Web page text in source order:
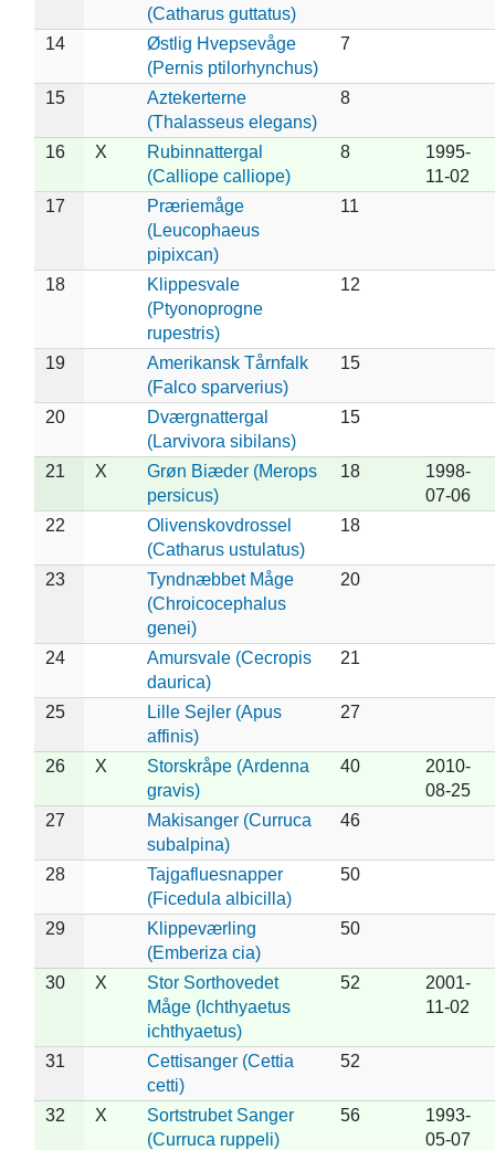
(Catharus guttatus)
14
Østlig Hvepsevåge
(Pernis ptilorhynchus)
7
15
Aztekerterne
(Thalasseus elegans)
8
16 X
Rubinnattergal
(Calliope calliope)
8
1995-
11-02
17
Præriemåge
(Leucophaeus
pipixcan)
11
18
Klippesvale
(Ptyonoprogne
rupestris)
12
19
Amerikansk Tårnfalk
(Falco sparverius)
15
20
Dværgnattergal
(Larvivora sibilans)
15
21 X
Grøn Biæder (Merops
persicus)
18
1998-
07-06
22
Olivenskovdrossel
(Catharus ustulatus)
18
23
Tyndnæbbet Måge
(Chroicocephalus
genei)
20
24
Amursvale (Cecropis
daurica)
21
25
Lille Sejler (Apus
affinis)
27
26 X
Storskråpe (Ardenna
gravis)
40
2010-
08-25
27
Makisanger (Curruca
subalpina)
46
28
Tajgafluesnapper
(Ficedula albicilla)
50
29
Klippeværling
(Emberiza cia)
50
30 X
Stor Sorthovedet
Måge (Ichthyaetus
ichthyaetus)
52
2001-
11-02
31
Cettisanger (Cettia
cetti)
52
32 X
Sortstrubet Sanger
(Curruca ruppeli)
56
1993-
05-07